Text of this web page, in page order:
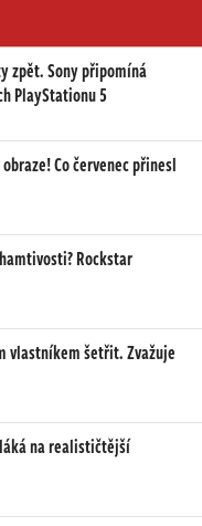
zpět. Sony připomíná
PlayStationu 5
Co červenec přinesl
Rockstar
vlastníkem šetřit. Zvažuje
na realističtější